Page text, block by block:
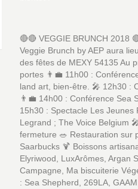
🔴🔴 VEGGIE BRUNCH 2018
Veggie Brunch by AEP aura
des fêtes de MEXY 54135 Au
portes 👨‍💼 11h00 :
land art, bien-être. 🎤 12h30 :
👨‍💼 14h00 : Conférence Sea
15h30 : Spectacle Les
Legrand ; The Voice Belgium
fermeture 🥗 Restauration sur
Saarbucks 🍹 Boissons
Elyriwood, LuxArômes, Argan
Campagne, Ma biscuiterie
: Sea Shepherd, 269LA,